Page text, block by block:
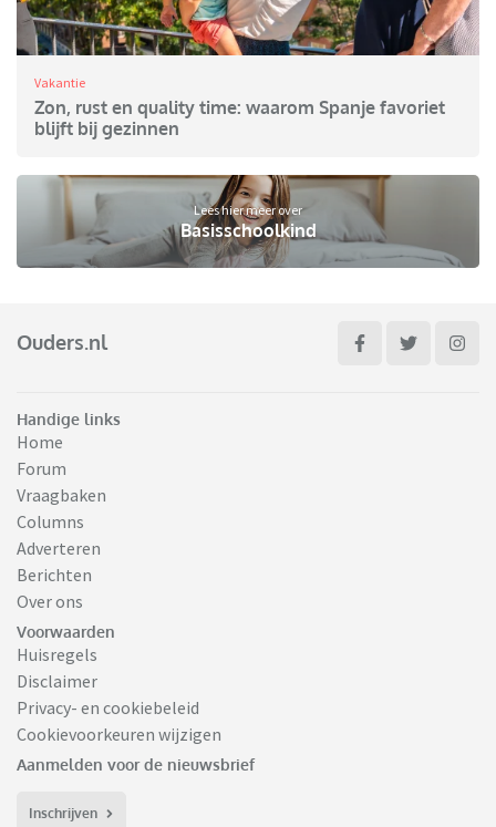
Vakantie
Zon, rust en quality time: waarom Spanje favoriet
blijft bij gezinnen
Lees hier meer over
Basisschoolkind
Ouders.nl
Handige links
Home
Forum
Vraagbaken
Columns
Adverteren
Berichten
Over ons
Voorwaarden
Huisregels
Disclaimer
Privacy- en cookiebeleid
Cookievoorkeuren wijzigen
Aanmelden voor de nieuwsbrief
Inschrijven